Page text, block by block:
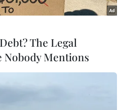
(Nguồn: Người lao động)
The Legal
Nobody Mentions